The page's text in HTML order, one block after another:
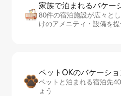
家族で泊まれるバ⁠ケ⁠ー⁠
80件の宿泊施設が広々と
けのアメニティ・設備を
ペットOKのバ⁠ケ⁠ー⁠シ⁠
ペットと泊まれる宿泊先
ょう